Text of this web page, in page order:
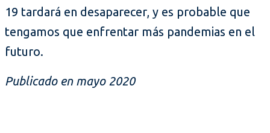
19 tardará en desaparecer, y es probable que
tengamos que enfrentar más pandemias en el
futuro.
Publicado en mayo 2020